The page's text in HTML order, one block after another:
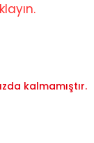
kalmamıştır.